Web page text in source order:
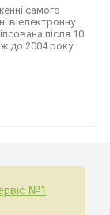
самого
в електронну
після 10
до 2004 року